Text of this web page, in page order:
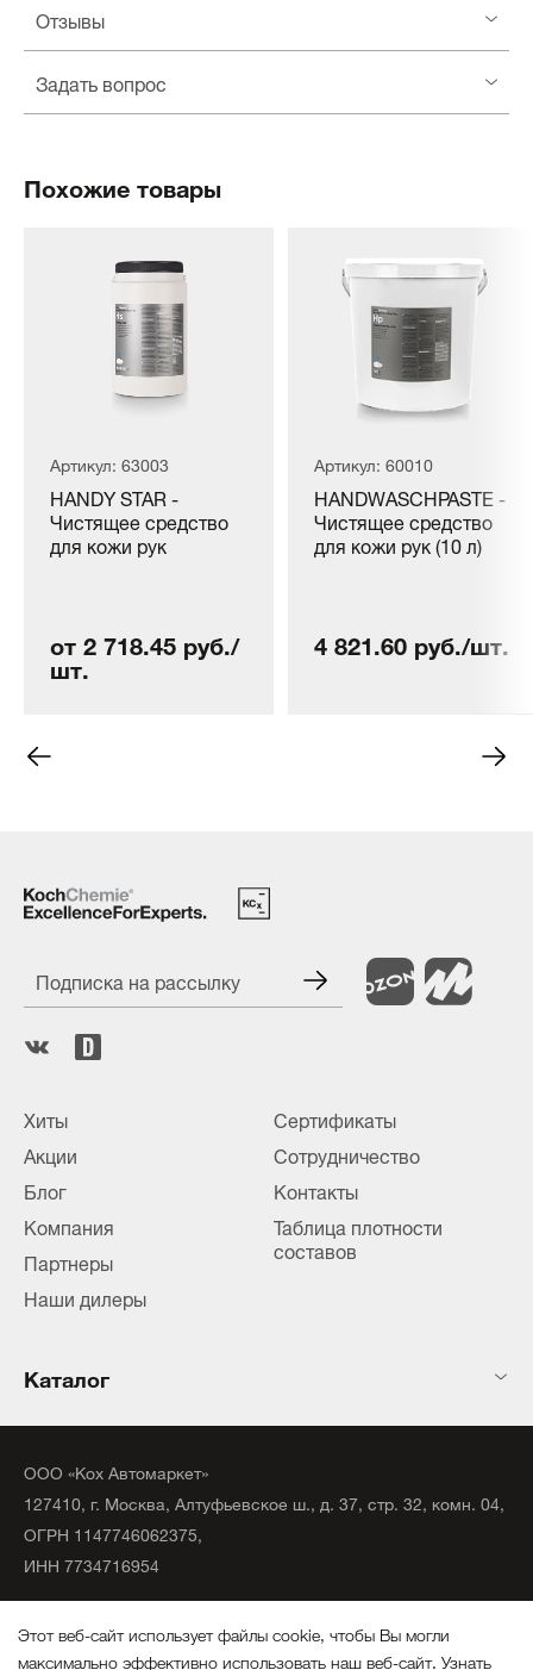
Отзывы
Задать вопрос
Похожие товары
Артикул: 63003
HANDY STAR -
Чистящее средство
для кожи рук
от 2 718.45 руб./
шт.
Артикул: 60010
HANDWASCHPASTE -
Чистящее средство
для кожи рук (10 л)
4 821.60 руб./шт.
Подписка на рассылку
Хиты
Акции
Блог
Компания
Партнеры
Наши дилеры
Сертификаты
Сотрудничество
Контакты
Таблица плотности
составов
Каталог
ООО «Кох Автомаркет»
127410, г. Москва, Алтуфьевское ш., д. 37, стр. 32, комн. 04,
ОГРН 1147746062375,
ИНН 7734716954
Все права защищены.
Этот веб-сайт использует файлы cookie, чтобы Вы могли
максимально эффективно использовать наш веб-сайт.Узнать